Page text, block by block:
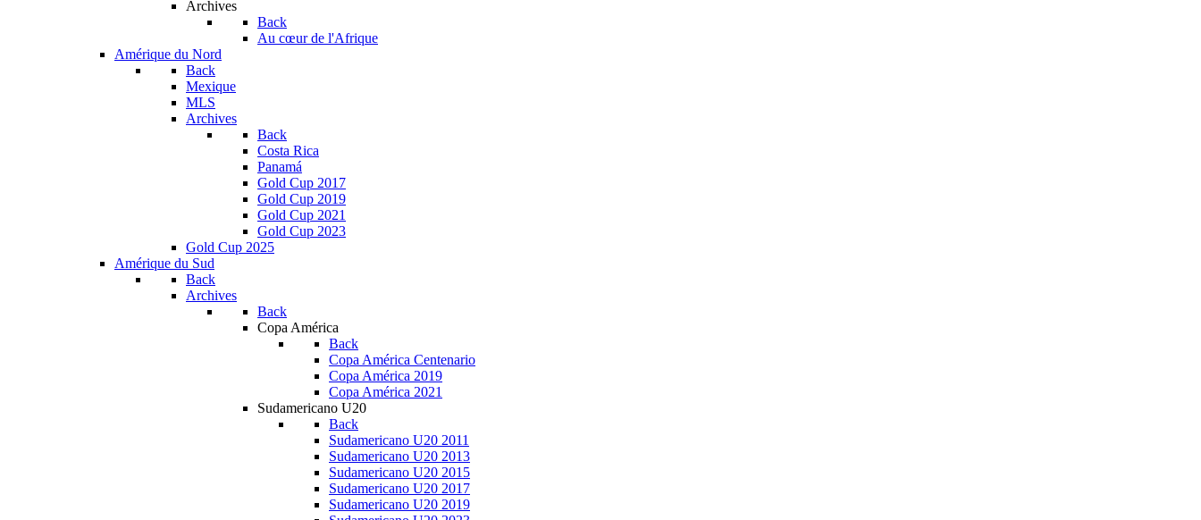
Archives
Back
Au cœur de l'Afrique
Amérique du Nord
Back
Mexique
MLS
Archives
Back
Costa Rica
Panamá
Gold Cup 2017
Gold Cup 2019
Gold Cup 2021
Gold Cup 2023
Gold Cup 2025
Amérique du Sud
Back
Archives
Back
Copa América
Back
Copa América Centenario
Copa América 2019
Copa América 2021
Sudamericano U20
Back
Sudamericano U20 2011
Sudamericano U20 2013
Sudamericano U20 2015
Sudamericano U20 2017
Sudamericano U20 2019